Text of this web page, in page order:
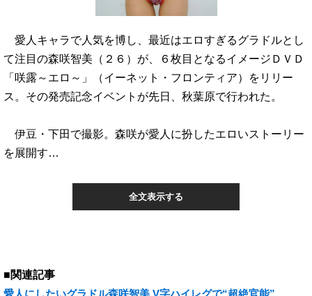
愛人キャラで人気を博し、最近はエロすぎるグラドルとし
て注目の森咲智美（２６）が、６枚目となるイメージＤＶＤ
「咲露～エロ～」（イーネット・フロンティア）をリリー
ス。その発売記念イベントが先日、秋葉原で行われた。
伊豆・下田で撮影。森咲が愛人に扮したエロいストーリー
を展開す…
全文表示する
■関連記事
愛人にしたいグラドル森咲智美 V字ハイレグで“超絶官能”